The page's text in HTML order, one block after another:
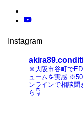
Instagram
※大阪市谷町でED
ュームを実感 ※50
ンラインで相談聞
ら👇